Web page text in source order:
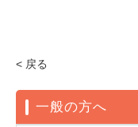
< 戻る
一般の方へ